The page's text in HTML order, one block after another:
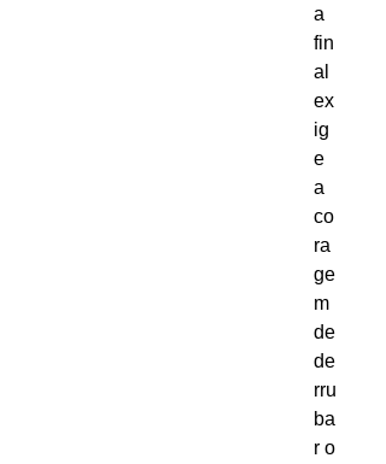
a
fin
al
ex
ig
e
a
co
ra
ge
m
de
de
rru
ba
r o